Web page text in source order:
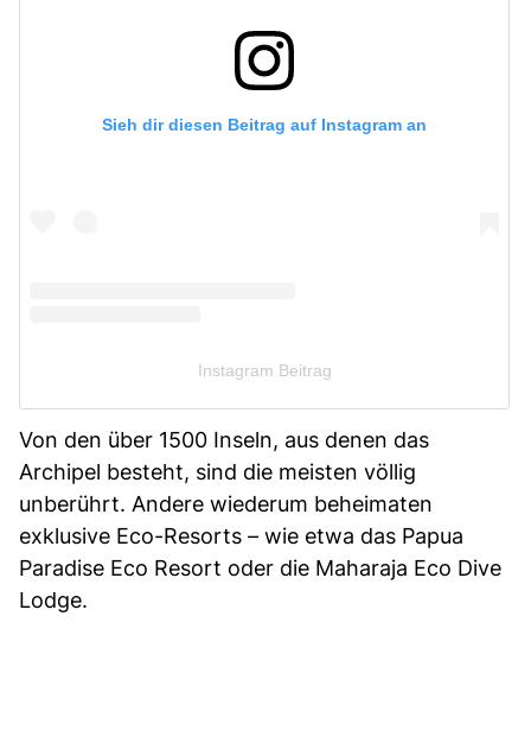
Sieh dir diesen Beitrag auf Instagram an
Instagram Beitrag
Von den über 1500 Inseln, aus denen das
Archipel besteht, sind die meisten völlig
unberührt. Andere wiederum beheimaten
exklusive Eco-Resorts – wie etwa das Papua
Paradise Eco Resort oder die Maharaja Eco Dive
Lodge.